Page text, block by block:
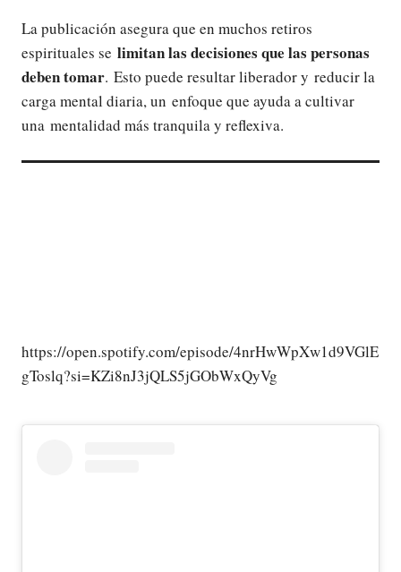
La publicación asegura que en muchos retiros
espirituales se limitan las decisiones que las personas
deben tomar. Esto puede resultar liberador y reducir la
carga mental diaria, un enfoque que ayuda a cultivar
una mentalidad más tranquila y reflexiva.
https://open.spotify.com/episode/4nrHwWpXw1d9VGlE
gToslq?si=KZi8nJ3jQLS5jGObWxQyVg